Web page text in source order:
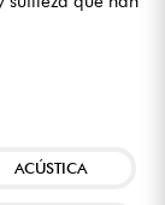
ACÚSTICA